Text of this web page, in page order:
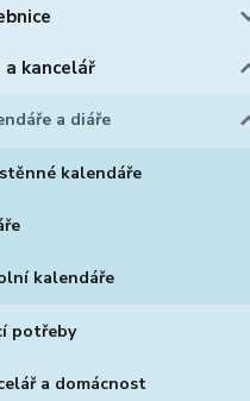
a kancelář
a diáře
kalendáře
kalendáře
potřeby
a domácnost